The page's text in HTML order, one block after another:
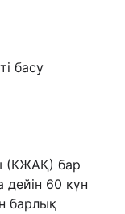
басу
(КЖАҚ) бар
60 күн
барлық